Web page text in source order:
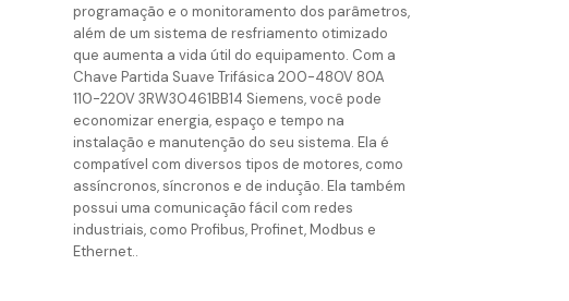
programação e o monitoramento dos parâmetros,
além de um sistema de resfriamento otimizado
que aumenta a vida útil do equipamento. Com a
Chave Partida Suave Trifásica 200-480V 80A
110-220V 3RW30461BB14 Siemens, você pode
economizar energia, espaço e tempo na
instalação e manutenção do seu sistema. Ela é
compatível com diversos tipos de motores, como
assíncronos, síncronos e de indução. Ela também
possui uma comunicação fácil com redes
industriais, como Profibus, Profinet, Modbus e
Ethernet..